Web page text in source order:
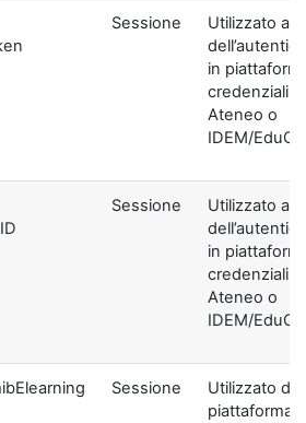
Sessione
Utilizzato ai
in
credenziali di
Ateneo o
IDEM/
Sessione
Utilizzato ai
in
credenziali di
Ateneo o
IDEM/
Sessione
Utilizzato
piattaforma